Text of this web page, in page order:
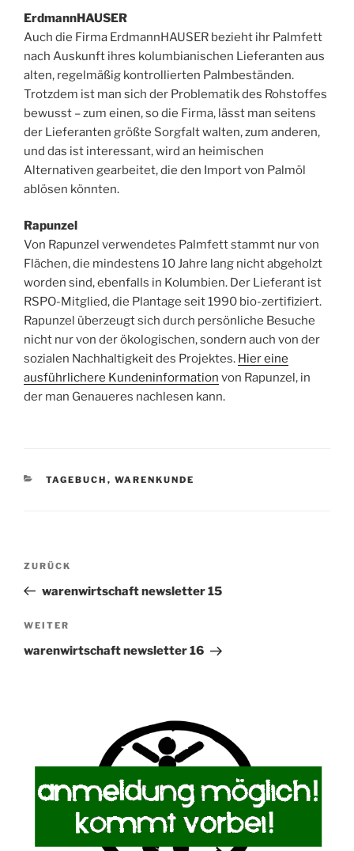
ErdmannHAUSER
Auch die Firma ErdmannHAUSER bezieht ihr Palmfett
nach Auskunft ihres kolumbianischen Lieferanten aus
alten, regelmäßig kontrollierten Palmbeständen.
Trotzdem ist man sich der Problematik des Rohstoffes
bewusst – zum einen, so die Firma, lässt man seitens
der Lieferanten größte Sorgfalt walten, zum anderen,
und das ist interessant, wird an heimischen
Alternativen gearbeitet, die den Import von Palmöl
ablösen könnten.
Rapunzel
Von Rapunzel verwendetes Palmfett stammt nur von
Flächen, die mindestens 10 Jahre lang nicht abgeholzt
worden sind, ebenfalls in Kolumbien. Der Lieferant ist
RSPO-Mitglied, die Plantage seit 1990 bio-zertifiziert.
Rapunzel überzeugt sich durch persönliche Besuche
nicht nur von der ökologischen, sondern auch von der
sozialen Nachhaltigkeit des Projektes. Hier eine
ausführlichere Kundeninformation von Rapunzel, in
der man Genaueres nachlesen kann.
KATEGORIEN
TAGEBUCH , WARENKUNDE
Beitragsnavigation
Vorheriger
Beitrag
ZURÜCK
warenwirtschaft newsletter 15
Nächster
Beitrag
WEITER
warenwirtschaft newsletter 16